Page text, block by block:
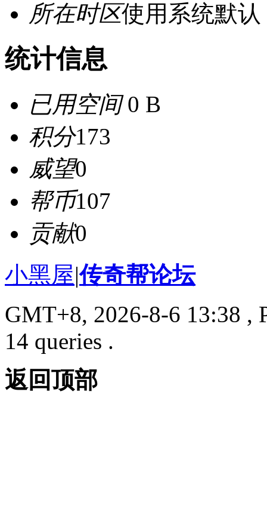
所在时区使用系统默认
统计信息
已用空间0 B
积分173
威望0
帮币107
贡献0
小黑屋|传奇帮论坛
GMT+8, 2026-8-6 13:38 ,
14 queries .
返回顶部